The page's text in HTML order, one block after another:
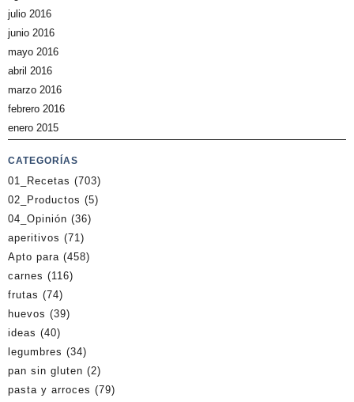
julio 2016
junio 2016
mayo 2016
abril 2016
marzo 2016
febrero 2016
enero 2015
CATEGORÍAS
01_Recetas (703)
02_Productos (5)
04_Opinión (36)
aperitivos (71)
Apto para (458)
carnes (116)
frutas (74)
huevos (39)
ideas (40)
legumbres (34)
pan sin gluten (2)
pasta y arroces (79)